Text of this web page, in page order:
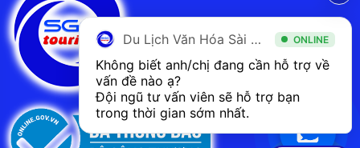
Du Lịch Văn Hóa Sài Gòn ONLINE
Không biết anh/chị đang cần hỗ trợ về
vấn đề nào ạ?
Đội ngũ tư vấn viên sẽ hỗ trợ bạn
trong thời gian sớm nhất.